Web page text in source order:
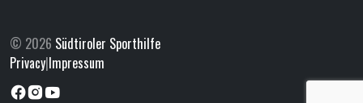
© 2026 Südtiroler Sporthilfe
Privacy|Impressum